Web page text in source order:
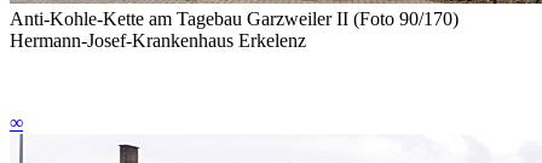
Anti-Kohle-Kette am Tagebau Garzweiler II (Foto 90/170)
Hermann-Josef-Krankenhaus Erkelenz
∞